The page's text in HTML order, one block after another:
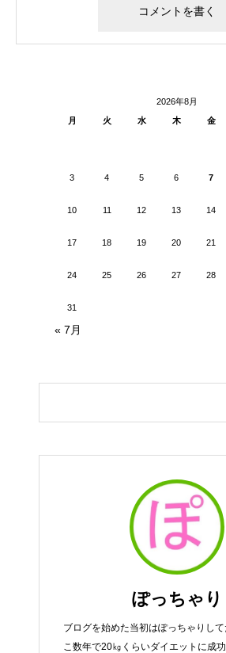
2026年8月
月
火 水 木 金
3 4 5 6 7
10 11 12 13 14
17 18 19 20 21
24 25 26 27 28
31
« 7月
ぽっちゃり
ブログを始めた当初はぽっちゃりし
こ数年で20㎏くらいダイエットに成